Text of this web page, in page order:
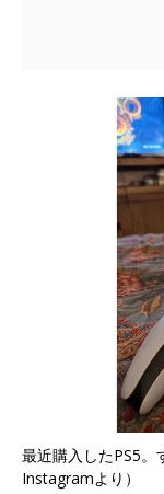
最近購入したPS5。
Instagramより）